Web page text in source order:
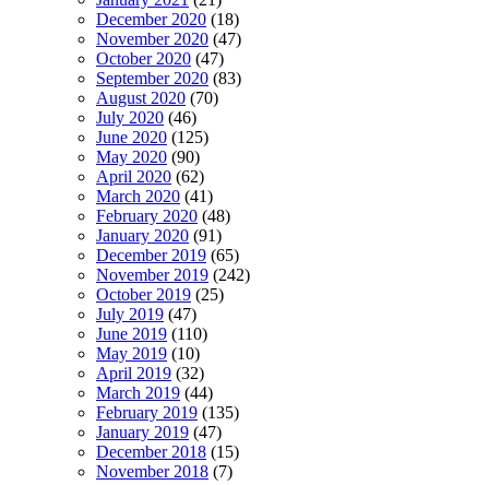
December 2020 (18)
November 2020 (47)
October 2020 (47)
September 2020 (83)
August 2020 (70)
July 2020 (46)
June 2020 (125)
May 2020 (90)
April 2020 (62)
March 2020 (41)
February 2020 (48)
January 2020 (91)
December 2019 (65)
November 2019 (242)
October 2019 (25)
July 2019 (47)
June 2019 (110)
May 2019 (10)
April 2019 (32)
March 2019 (44)
February 2019 (135)
January 2019 (47)
December 2018 (15)
November 2018 (7)